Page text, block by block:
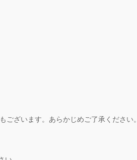
ざいます。あらかじめご了承ください。